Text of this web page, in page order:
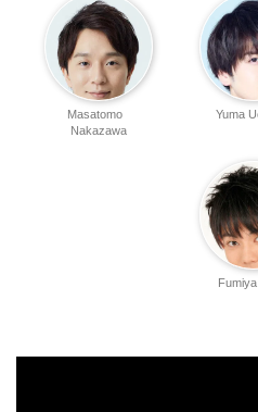
Yuma
Masatomo
Nakazawa